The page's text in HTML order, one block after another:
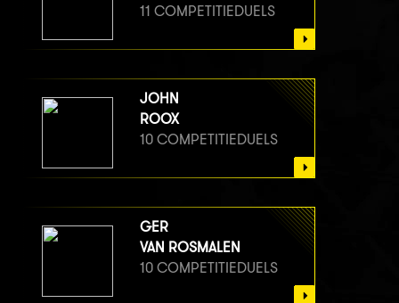
11 COMPETITIEDUELS
JOHN
ROOX
10 COMPETITIEDUELS
GER
VAN ROSMALEN
10 COMPETITIEDUELS